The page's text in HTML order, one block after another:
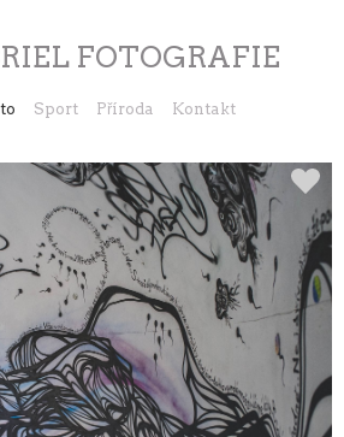
FOTOGRAFIE
Sport Příroda Kontakt